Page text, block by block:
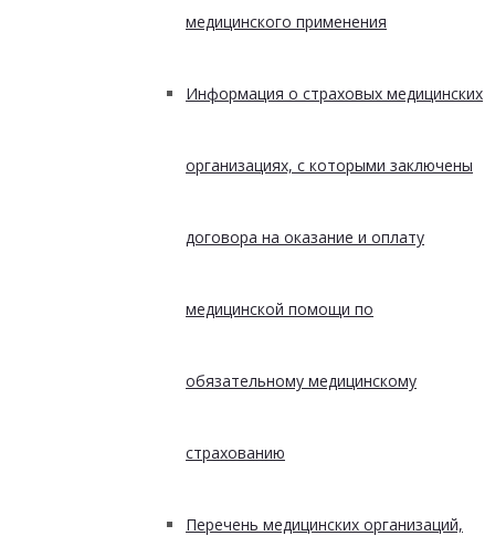
медицинского применения
Информация о страховых медицинских
организациях, с которыми заключены
договора на оказание и оплату
медицинской помощи по
обязательному медицинскому
страхованию
Перечень медицинских организаций,